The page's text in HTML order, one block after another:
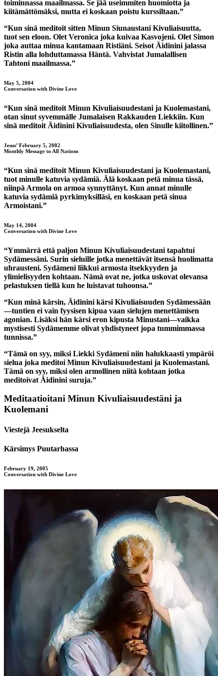
toiminnassa maailmassa. Se jää useimmiten huomiotta ja
kiitämättömäksi, mutta ei koskaan poistu kurssiltaan.”
“Kun sinä meditoit sitten Minun Siunaustani Kivuliaisuutta,
tuot sen eloon. Olet Veronica joka kuivaa Kasvojeni. Olet Simon
joka auttaa minua kantamaan Ristiäni. Seisot Äidinini jalassa
Ristin alla lohduttamassa Häntä. Vahvistat Jumalallisen
Tahtoni maailmassa.”
May 5, 2004
Conversation with Divine Love
“Kun sinä meditoit Minun Kivuliaisuudestani ja Kuolemastani,
otan sinut syvemmälle Jumalaisen Rakkauden Liekkiin. Kun
sinä meditoit Äidinini Kivuliaisuudesta, olen Sinulle kiitollinen.”
Jesus’ February 5, 2002
Monthly Message to All Nations
“Kun sinä meditoit Minun Kivuliaisuudestani ja Kuolemastani,
tuot minulle katuvia sydämiä. Älä koskaan petä minua tässä,
niinpä Armola on armoa synnyttänyt. Kun annat minulle
katuvia sydämiä pyrkimyksilläsi, en koskaan petä sinua
Armoistani.”
May 14, 2004
Conversation with Divine Love
“Ymmärrä että paljon Minun Kivuliaisuudestani tapahtui
Sydämessäni. Surin sieluille jotka menettävät itsensä huolimatta
uhrausteni. Sydämeni liikkui armosta itsekkyyden ja
ylimielisyyden kohtaan. Nämä ovat ne, jotka uskovat olevansa
pelastuksen tiellä kun he luistavat tuhoonsa.”
“Kun minä kärsin, Äidinini kärsi Kivuliaisuuden Sydämessään
—tuntien ei vain fyysisen kipua vaan sielujen menettämisen
agonian. Lisäksi hän kärsi eron kipusta Minustani—vaikka
mystisesti Sydämemme olivat yhdistyneet jopa tummimmassa
tunnissa.”
“Tämä on syy, miksi Liekki Sydämeni niin halukkaasti ympäröi
sielua joka meditoi Minun Kivuliaisuudestani ja Kuolemastani.
Tämä on syy, miksi olen armollinen niitä kohtaan jotka
meditoivat Äidinini suruja.”
Meditaatioitani Minun Kivuliaisuudestäni ja
Kuolemani
Viestejä Jeesukselta
Kärsimys Puutarhassa
February 19, 2005
Conversation with Divine Love